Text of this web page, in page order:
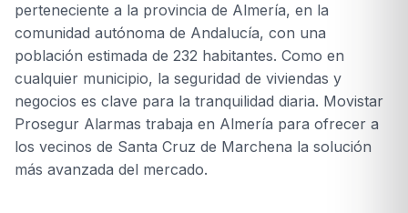
perteneciente a la provincia de Almería, en la
comunidad autónoma de Andalucía, con una
población estimada de 232 habitantes. Como en
cualquier municipio, la seguridad de viviendas y
negocios es clave para la tranquilidad diaria. Movistar
Prosegur Alarmas trabaja en Almería para ofrecer a
los vecinos de Santa Cruz de Marchena la solución
más avanzada del mercado.